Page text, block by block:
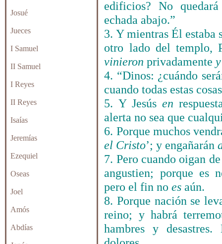
Josué
Jueces
I Samuel
II Samuel
I Reyes
II Reyes
Isaías
Jeremías
Ezequiel
Oseas
Joel
Amós
Abdías
edificios? No
echada abajo.”
3. Y mientras Él estaba
otro lado del templo,
vinieronprivadamente
4. “Dinos: ¿cuándo
cuando todas estas
5. Y Jesús en
alerta no sea que
6. Porque muchos
el Cristo’; y engañarán
7. Pero cuando oigan
angustien; porque es
pero el fin noes aún.
8. Porque nación se
reino; y habrá
hambres y